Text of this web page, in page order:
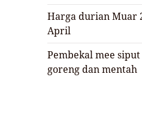
Harga durian Muar
April
Pembekal mee
goreng dan mentah